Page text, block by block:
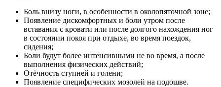
Боль внизу ноги, в особенности в околопяточной зоне;
Появление дискомфортных и боли утром после
вставания с кровати или после долгого нахождения ног
в состоянии покоя при отдыхе, во время поездок,
сидения;
Боли будут более интенсивными не во время, а после
выполнения физических действий;
Отёчность ступней и голени;
Появление специфических мозолей на подошве.